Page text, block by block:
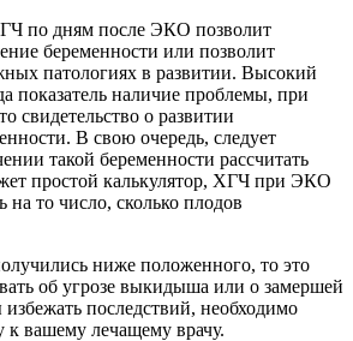
по дням после ЭКО позволит
беременности или позволит
патологиях в развитии. Высокий
показатель наличие проблемы, при
свидетельство о развитии
В свою очередь, следует
такой беременности рассчитать
простой калькулятор, ХГЧ при ЭКО
то число, сколько плодов
ниже положенного, то это
об угрозе выкидыша или о замершей
последствий, необходимо
к вашему лечащему врачу.